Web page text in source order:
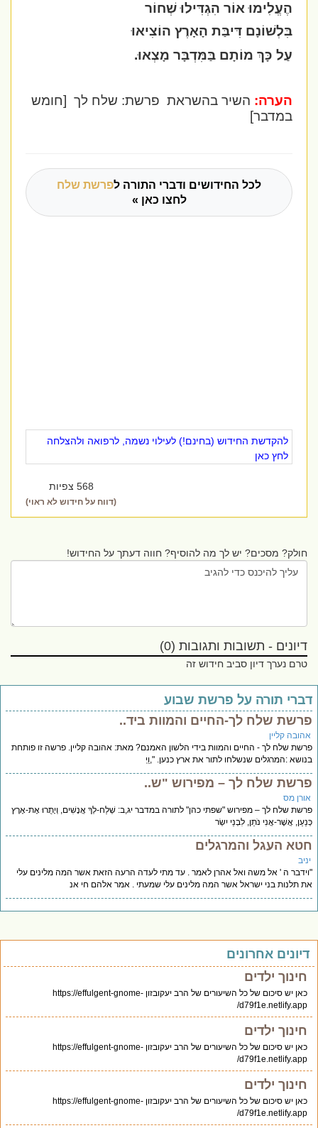
הֶעֱלִימוּ אוֹר הִגְדִּילוּ שְׁחוֹר
בִּלְשׁוֹנָם דִּיבַּת הָאָרֶץ הוֹצִיאוּ
עַל כָּךְ מוֹתָם בַּמִּדְבָּר מָצְאוּ.
הערה: השיר בהשראת פרשת: שלח לך [חומש
במדבר]
לכל החידושים ודברי התורה לפרשת שלח
לחצו כאן »
להקדשת החידוש (בחינם!) לעילוי נשמה, לרפואה ולהצלחה
לחץ כאן
568 צפיות
(דווח על חידוש לא ראוי)
חולק? מסכים? יש לך מה להוסיף? חווה דעתך על החידוש!
דיונים - תשובות ותגובות (0)
טרם נערך דיון סביב חידוש זה
תורה על פרשת שבוע
שלח לך-החיים והמוות ביד..
קליין
שלח לך - החיים והמוות בידי הלשון האמנם? מאת: אהובה קליין. פרשה זו פותחת
:המרגלים שנשלחו לתור את ארץ כנען. ",וַיְ
שלח לך – מפירוש "ש..
מס
שלח לך – מפירוש "שפתי כהן" לתורה במדבר יג,ב: שְׁלַח-לְךָ אֲנָשִׁים, וְיָתֻרוּ אֶת-אֶרֶץ
אֲשֶׁר-אֲנִי נֹתֵן, לִבְנֵי יִשְׂר
העגל והמרגלים
ה ' אל משה ואל אהרן לאמר . עד מתי לעדה הרעה הזאת אשר המה מלינים עלי
תלנות בני ישראל אשר המה מלינים עלי שמעתי . אמר אלהם חי אנ
אחרונים
חינוך ילדים
כאן יש סיכום של כל השיעורים של הרב יעקובזון https://effulgent-gnome-
d79f1e.netlify.app/
חינוך ילדים
כאן יש סיכום של כל השיעורים של הרב יעקובזון https://effulgent-gnome-
d79f1e.netlify.app/
חינוך ילדים
כאן יש סיכום של כל השיעורים של הרב יעקובזון https://effulgent-gnome-
d79f1e.netlify.app/